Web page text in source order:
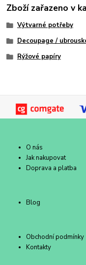
Zboží zařazeno v
Výtvarné potřeby
Decoupage /
Rýžové papíry
O nás
Jak nakupovat
Doprava a platba
Blog
Obchodní podmínky
Kontakty